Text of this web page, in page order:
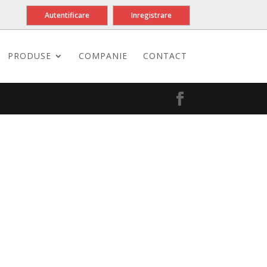
Autentificare Inregistrare
PRODUSE COMPANIE CONTACT